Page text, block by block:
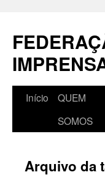
conteúdo
Início
QUEM
SOMOS
Arquivo da